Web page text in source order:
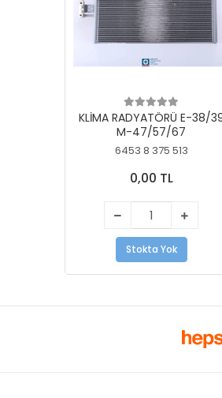
KLİMA RADYATÖRÜ E-38/
M-47/57/67
6453 8 375 513
0,00 TL
Stokta Yok